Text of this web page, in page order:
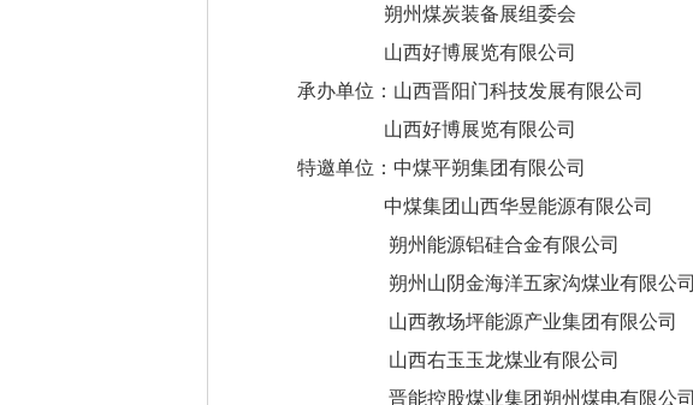
朔州煤炭装备展组委会
山西好博展览有限公司
承办单位：山西晋阳门科技发展有限公司
山西好博展览有限公司
特邀单位：中煤平朔集团有限公司
中煤集团山西华昱能源有限公司
朔州能源铝硅合金有限公司
朔州山阴金海洋五家沟煤业有限公司
山西教场坪能源产业集团有限公司
山西右玉玉龙煤业有限公司
晋能控股煤业集团朔州煤电有限公司